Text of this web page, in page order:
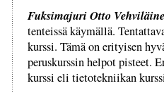
Fuksimajuri Otto
tenteissä käymällä.
kurssi. Tämä on erityisen
peruskurssin helpot pisteet.
kurssi eli tietotekniikan